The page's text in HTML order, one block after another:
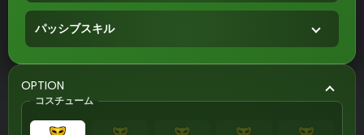
パッシブスキル
OPTION
コスチューム